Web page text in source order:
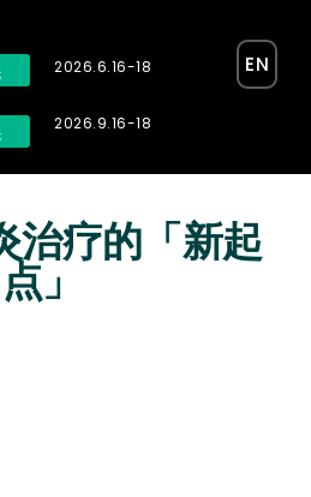
2026.6.16-18
2026.9.16-18
EN
治疗的「新起
点」